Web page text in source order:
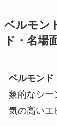
ベルモン
ド・名場
ベルモンド
象的なシー
気の高いエ